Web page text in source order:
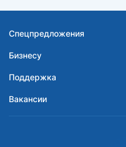
Спецпредложения
Бизнесу
Поддержка
Вакансии